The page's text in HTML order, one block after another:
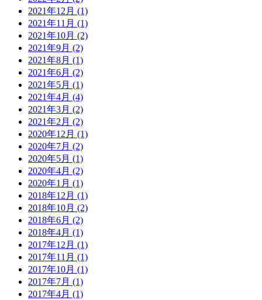
2021年12月 (1)
2021年11月 (1)
2021年10月 (2)
2021年9月 (2)
2021年8月 (1)
2021年6月 (2)
2021年5月 (1)
2021年4月 (4)
2021年3月 (2)
2021年2月 (2)
2020年12月 (1)
2020年7月 (2)
2020年5月 (1)
2020年4月 (2)
2020年1月 (1)
2018年12月 (1)
2018年10月 (2)
2018年6月 (2)
2018年4月 (1)
2017年12月 (1)
2017年11月 (1)
2017年10月 (1)
2017年7月 (1)
2017年4月 (1)